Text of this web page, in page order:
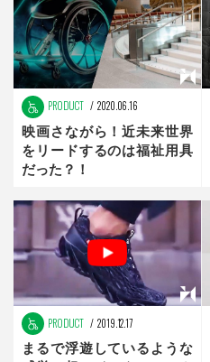
PRODUCT 2020.06.16
映画さながら！近未来世界
をリードするのは福祉用具
だった？！
PRODUCT 2019.12.17
まるで浮遊しているような